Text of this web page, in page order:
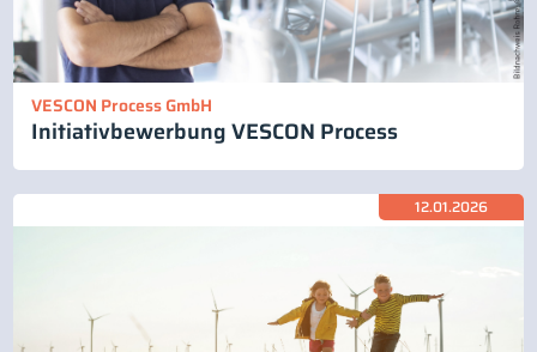
VESCON Process GmbH
Initiativbewerbung VESCON Process
12.01.2026